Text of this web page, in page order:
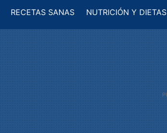
RECETAS SANAS NUTRICIÓN Y DIETAS